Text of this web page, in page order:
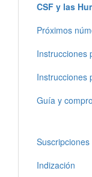
CSF y las
Próximos
Instrucciones
Instrucciones
Guía y
Suscripciones
Indización